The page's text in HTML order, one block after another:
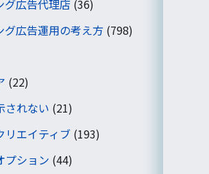
グ広告代理店(36)
グ広告運用の考え方(798)
(22)
されない (21)
リエイティブ(193)
プション (44)